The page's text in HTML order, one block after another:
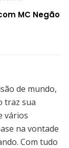
MC Negão
de mundo,
traz sua
vários
na vontade
Com tudo